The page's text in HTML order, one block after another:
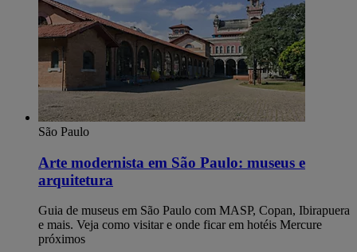
São Paulo
Arte modernista em São Paulo: museus e
arquitetura
Guia de museus em São Paulo com MASP, Copan, Ibirapuera
e mais. Veja como visitar e onde ficar em hotéis Mercure
próximos